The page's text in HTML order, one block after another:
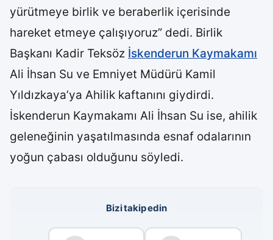
yürütmeye birlik ve beraberlik içerisinde
hareket etmeye çalışıyoruz” dedi. Birlik
Başkanı Kadir Teksöz İskenderun Kaymakamı
Ali İhsan Su ve Emniyet Müdürü Kamil
Yıldızkaya’ya Ahilik kaftanını giydirdi.
İskenderun Kaymakamı Ali İhsan Su ise, ahilik
geleneğinin yaşatılmasında esnaf odalarının
yoğun çabası olduğunu söyledi.
Bizi takip edin